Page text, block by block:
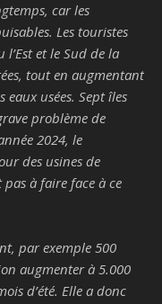
car les
Les touristes
et le Sud de la
tout en augmentant
eaux usées. Sept îles
problème de
2024, le
des usines de
à faire face à ce
par exemple 500
augmenter à 5.000
d’été. Elle a donc